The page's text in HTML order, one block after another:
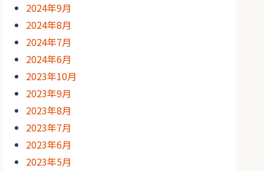
2024年9月
2024年8月
2024年7月
2024年6月
2023年10月
2023年9月
2023年8月
2023年7月
2023年6月
2023年5月